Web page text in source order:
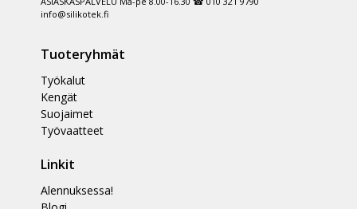
info@silikotek.fi
Tuoteryhmät
Työkalut
Kengät
Suojaimet
Työvaatteet
Linkit
Alennuksessa!